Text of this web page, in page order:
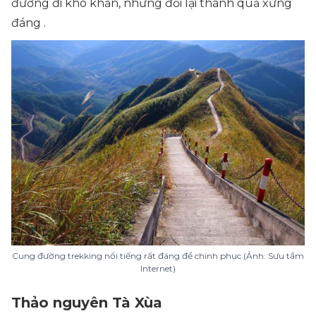
đường đi khó khăn, nhưng đổi lại thành quả xứng
đáng .
Cung đường trekking nổi tiếng rất đáng để chinh phục (Ảnh: Sưu tầm
Internet)
Thảo nguyên Tà Xùa